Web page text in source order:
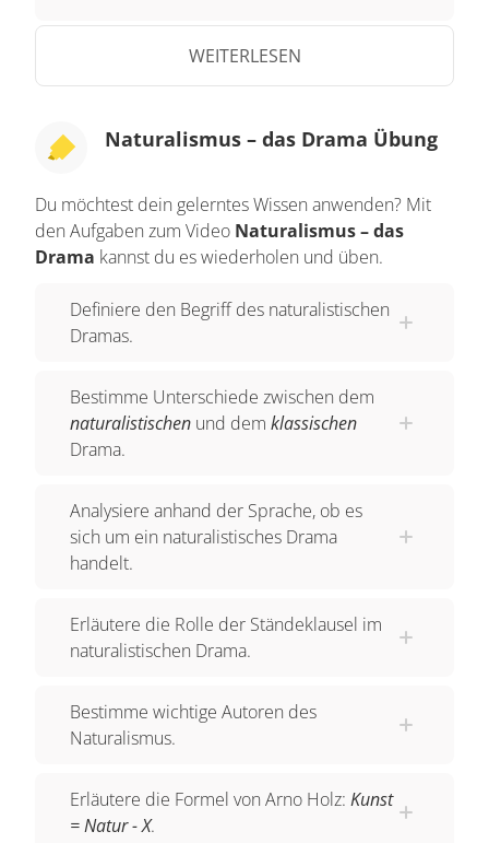
immer versucht, die Wirklichkeit genau
abzubilden. Doch was genau ist das Besondere
Frage etwas genauer nachgehen.
Versuchten Stückebis ins 19. Jahrhundert hinein
noch eine Fabel , also eine lehrreiche Geschichte,
Wesen oder gar mitwirkenden
Industrialisierung
Anfang des 19. Jahrhunderts
hat eine neueArbeiterklasseund damit
einhergehend neue Probleme geschaffen.
dass Theater
wie bisher nicht nur an dieser
Lebenswirklichkeit
Leben so wirklich, wie nur irgend möglich
abzubilden. Dies schließt ein, dass die
ärmlichenVerhältnisse berichtet wird.
Milieustudien entstehen, sehr genaue
natürlich auchDialekte und die
Umgangssprache.
WEITERLESEN
Naturalismus – das Drama Übung
Du möchtest dein gelerntes Wissen anwenden? Mit
den Aufgaben zum Video Naturalismus – das
Drama kannst du es wiederholen und üben.
Definiere den Begriff des naturalistischen
Dramas.
Bestimme Unterschiede zwischen dem
naturalistischen und dem klassischen
Drama.
Analysiere anhand der Sprache, ob es
sich um ein naturalistisches Drama
handelt.
Erläutere die Rolle der Ständeklausel im
naturalistischen Drama.
Bestimme wichtige Autoren des
Naturalismus.
Erläutere die Formel von Arno Holz: Kunst
= Natur - X.